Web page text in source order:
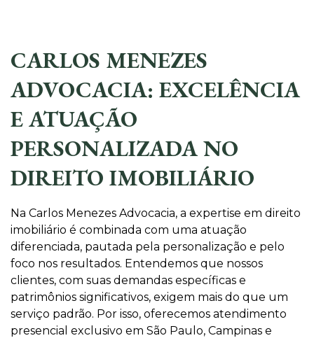
CARLOS MENEZES
ADVOCACIA: EXCELÊNCIA
E ATUAÇÃO
PERSONALIZADA NO
DIREITO IMOBILIÁRIO
Na Carlos Menezes Advocacia, a expertise em direito
imobiliário é combinada com uma atuação
diferenciada, pautada pela personalização e pelo
foco nos resultados. Entendemos que nossos
clientes, com suas demandas específicas e
patrimônios significativos, exigem mais do que um
serviço padrão. Por isso, oferecemos atendimento
presencial exclusivo em São Paulo, Campinas e